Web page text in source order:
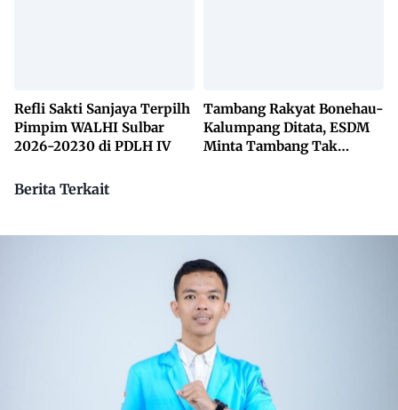
Refli Sakti Sanjaya Terpilh
Pimpim WALHI Sulbar
2026-20230 di PDLH IV
Tambang Rakyat Bonehau-
Kalumpang Ditata, ESDM
Minta Tambang Tak
Berita Terkait